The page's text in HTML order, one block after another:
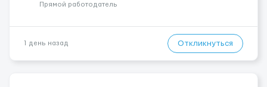
вакансія — залишайте відгук, і ми зв’яжемося ...
Прямой работодатель
1 день назад Откликнуться